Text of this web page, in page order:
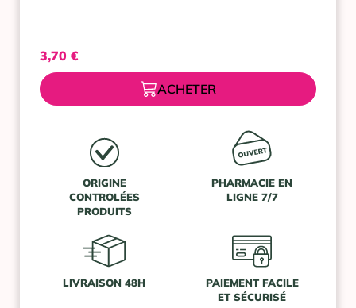
3,70 €
ACHETER
ORIGINE
CONTROLÉES
PRODUITS
PHARMACIE EN
LIGNE 7/7
LIVRAISON 48H
PAIEMENT FACILE
ET SÉCURISÉ